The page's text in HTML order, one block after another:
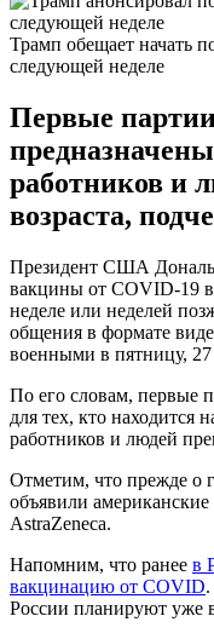
Трамп обещает начать
следующей неделе
Первые
работников и
возраста,
Президент США
вакцины от COVID-19
неделе или неделей
общения в формате
военными в пятницу, 27
По его словам, первые
для тех, кто
работников и людей
Отметим, что прежде о
объявили
AstraZeneca.
Напомним, что ранее в
вакцинацию от COVID
России планируют уже